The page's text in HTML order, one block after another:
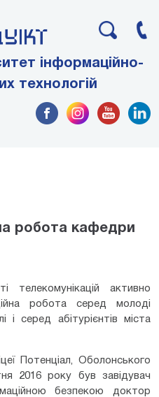
інформаційно-
технологій
робота кафедри
телекомунікацій активно
робота серед молоді
серед абітурієнтів міста
Потенціал, Оболонського
2016 року був завідувач
безпекою доктор